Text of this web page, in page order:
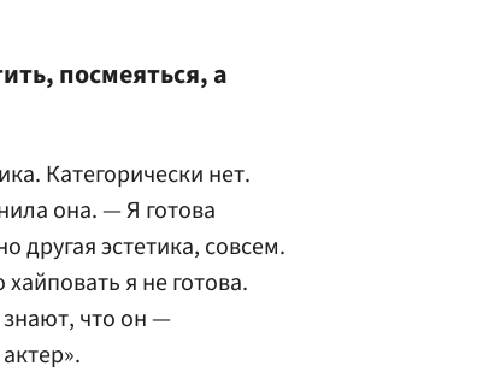
посмеяться, а
Категорически нет.
она. — Я готова
другая эстетика, совсем.
я не готова.
знают, что он —